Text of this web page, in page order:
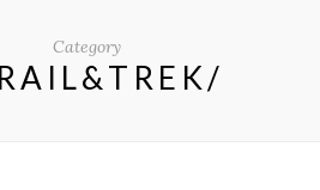
Category